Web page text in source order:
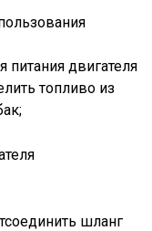
питания двигателя
топливо из
шланг